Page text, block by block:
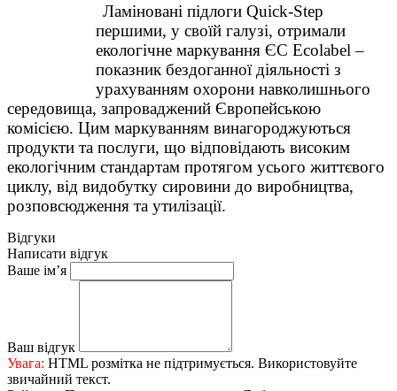
Ламіновані підлоги Quick-Step
першими, у своїй галузі, отримали
екологічне маркування ЄС Ecolabel –
показник бездоганної діяльності з
урахуванням охорони навколишнього
середовища, запроваджений Європейською
комісією. Цим маркуванням винагороджуються
продукти та послуги, що відповідають високим
екологічним стандартам протягом усього життєвого
циклу, від видобутку сировини до виробництва,
розповсюдження та утилізації.
Відгуки
Написати відгук
Ваше ім’я
Ваш відгук
Увага: HTML розмітка не підтримується. Використовуйте
звичайний текст.